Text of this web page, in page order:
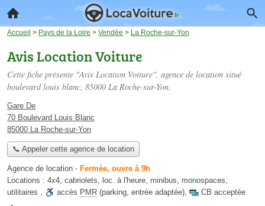
Accueil > Pays de la Loire > Vendée > La Roche-sur-Yon
Avis Location Voiture
Cette fiche présente "Avis Location Voiture", agence de location situé
boulevard louis blanc, 85000 La Roche-sur-Yon.
Gare De
70 Boulevard Louis Blanc
85000 La Roche-sur-Yon
📞 Appeler cette agence de location
Agence de location - Fermée, ouvre à 9h
Locations : 4x4, cabriolets, loc. à l'heure, minibus, monospaces,
utilitaires , accès PMR (parking, entrée adaptée), CB acceptée